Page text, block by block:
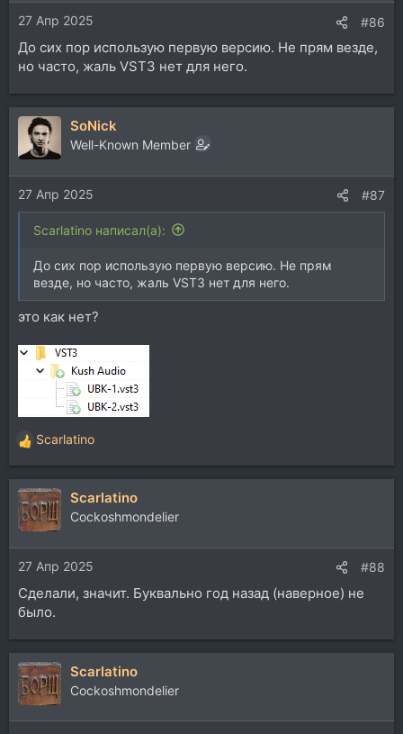
27 Апр 2025 #86
До сих пор использую первую версию. Не прям везде,
но часто, жаль VST3 нет для него.
SoNick
Well-Known Member
27 Апр 2025 #87
Scarlatino написал(а):
До сих пор использую первую версию. Не прям
везде, но часто, жаль VST3 нет для него.
это как нет?
Р
е
а
к
ц
и
и
:
Scarlatino
Scarlatino
Cockoshmondelier
27 Апр 2025 #88
Сделали, значит. Буквально год назад (наверное) не
было.
Scarlatino
Cockoshmondelier